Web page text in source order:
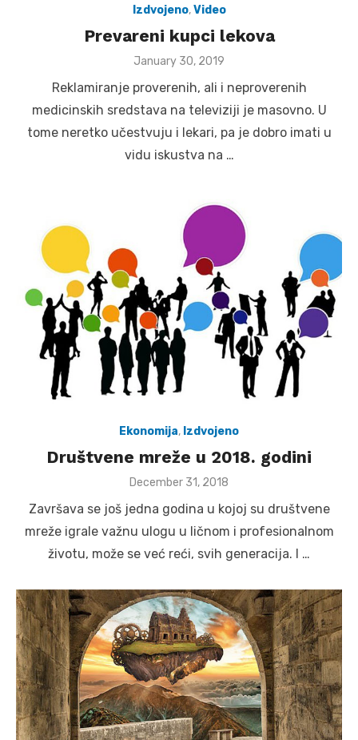
Izdvojeno,Video
Prevareni kupci lekova
Posted
January 30, 2019
Reklamiranje proverenih, ali i neproverenih
medicinskih sredstava na televiziji je masovno. U
tome neretko učestvuju i lekari, pa je dobro imati u
vidu iskustva na …
Ekonomija, Izdvojeno
Društvene mreže u 2018. godini
Posted
December 31, 2018
Završava se još jedna godina u kojoj su društvene
mreže igrale važnu ulogu u ličnom i profesionalnom
životu, može se već reći, svih generacija. I …